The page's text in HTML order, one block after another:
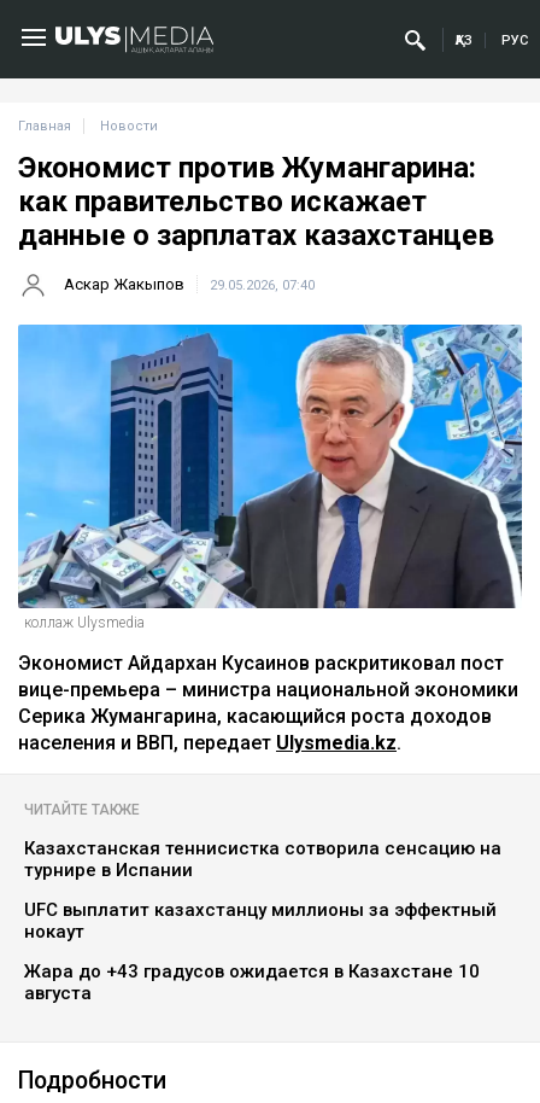
ҚАЗ РУС
Главная Новости
Экономист против Жумангарина:
как правительство искажает
данные о зарплатах казахстанцев
Аскар Жакыпов 29.05.2026, 07:40
коллаж Ulysmedia
Экономист Айдархан Кусаинов раскритиковал пост
вице-премьера – министра национальной экономики
Серика Жумангарина, касающийся роста доходов
населения и ВВП, передает Ulysmedia.kz.
ЧИТАЙТЕ ТАКЖЕ
Казахстанская теннисистка сотворила сенсацию на
турнире в Испании
UFC выплатит казахстанцу миллионы за эффектный
нокаут
Жара до +43 градусов ожидается в Казахстане 10
августа
Подробности